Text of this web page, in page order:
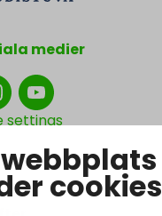
cookies
medier
settings